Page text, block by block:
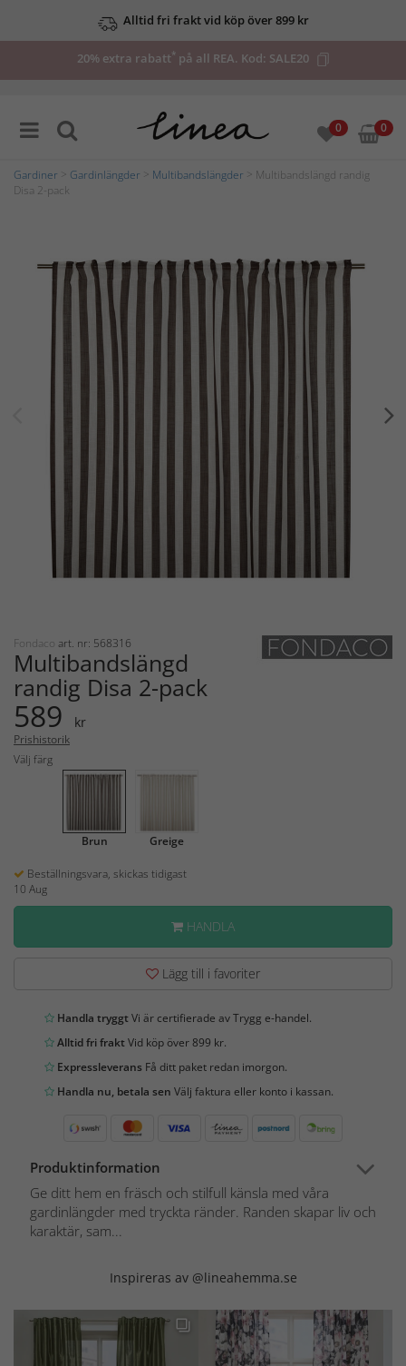
Alltid fri frakt vid köp över 899 kr
20% extra rabatt*på all REA. Kod: SALE20
0 0
Gardiner Gardinlängder Multibandslängder > Multibandslängd randig
Disa 2-pack
Fondaco art. nr: 568316
Multibandslängd
randig Disa 2-pack
589 kr
Prishistorik
Välj färg
Brun Greige
Beställningsvara, skickas tidigast
10 Aug
HANDLA
Lägg till i favoriter
Handla tryggtVi är certifierade av Trygg e-handel.
Alltid fri fraktVid köp över 899 kr.
Expressleverans Få ditt paket redan imorgon.
Handla nu, betala sen Välj faktura eller konto i kassan.
Produktinformation
Ge ditt hem en fräsch och stilfull känsla med våra
gardinlängder med tryckta ränder. Randen skapar liv och
karaktär, sam...
Inspireras av @lineahemma.se